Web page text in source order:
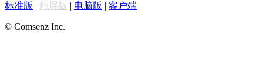
标准版 | 触屏版 | 电脑版 | 客户端
© Comsenz Inc.